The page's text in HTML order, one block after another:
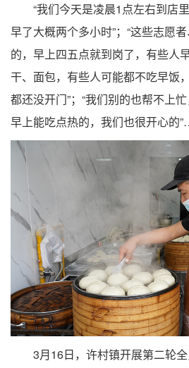
“我们今天是凌晨1点左右到店
早了大概两个多小时”；“这些志愿
的，早上四五点就到岗了，有些人
干、面包，有些人可能都不吃早饭
都还没开门”；“我们别的也帮不上
早上能吃点热的，我们也很开心的
3月16日，许村镇开展第二轮全